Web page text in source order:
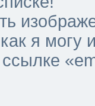
я могу